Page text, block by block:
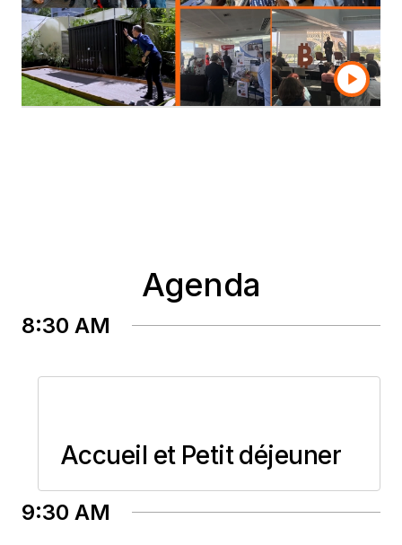
dynamiques d'Europe.
Ne manquez pas l'occasion de prendre part à la
conversation qui façonne l'avenir de
l'analytique.
Agenda
8:30 AM
Accueil et Petit déjeuner
9:30 AM